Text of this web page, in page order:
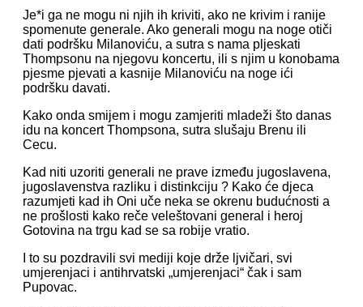
Je*i ga ne mogu ni njih ih kriviti, ako ne krivim i ranije
spomenute generale. Ako generali mogu na noge otiči
dati podršku Milanoviću, a sutra s nama pljeskati
Thompsonu na njegovu koncertu, ili s njim u konobama
pjesme pjevati a kasnije Milanoviću na noge ići
podršku davati.
Kako onda smijem i mogu zamjeriti mladeži što danas
idu na koncert Thompsona, sutra slušaju Brenu ili
Cecu.
Kad niti uzoriti generali ne prave između jugoslavena,
jugoslavenstva razliku i distinkciju ? Kako će djeca
razumjeti kad ih Oni uče neka se okrenu budućnosti a
ne prošlosti kako reče veleštovani general i heroj
Gotovina na trgu kad se sa robije vratio.
I to su pozdravili svi mediji koje drže ljvičari, svi
umjerenjaci i antihrvatski „umjerenjaci“ čak i sam
Pupovac.